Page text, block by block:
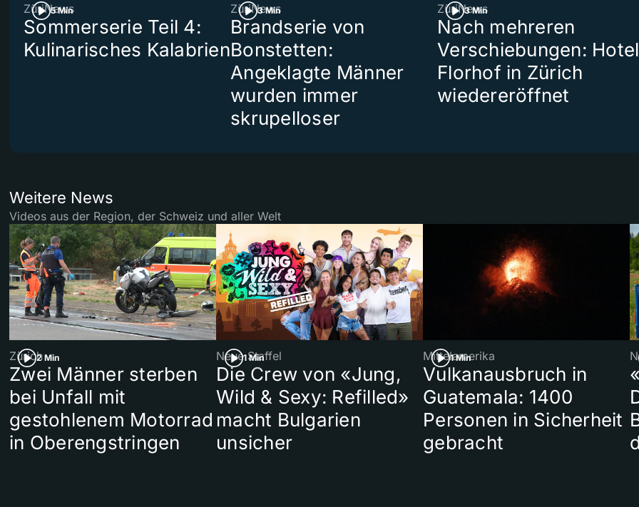
5 Min
ZüriNews
Sommerserie Teil 4:
Kulinarisches Kalabrien
3 Min
ZüriNews
Brandserie von
Bonstetten:
Angeklagte Männer
wurden immer
skrupelloser
3 Min
ZüriNews
Nach mehreren
Verschiebungen: Hotel
Florhof in Zürich
wiedereröffnet
Weitere News
Videos aus der Region, der Schweiz und aller Welt
2 Min
Zürich
Zwei Männer sterben
bei Unfall mit
gestohlenem Motorrad
in Oberengstringen
1 Min
Neue Staffel
Die Crew von «Jung,
Wild & Sexy: Refilled»
macht Bulgarien
unsicher
1 Min
Mittelamerika
Vulkanausbruch in
Guatemala: 1400
Personen in Sicherheit
gebracht